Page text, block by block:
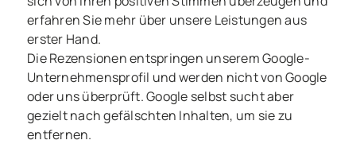
erfahren Sie mehr über unsere Leistungen aus
erster Hand.
Die Rezensionen entspringen unserem Google-
Unternehmensprofil und werden nicht von Google
oder uns überprüft. Google selbst sucht aber
gezielt nach gefälschten Inhalten, um sie zu
entfernen.